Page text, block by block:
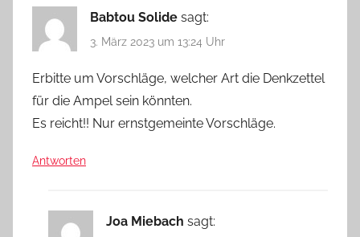
Babtou Solide sagt:
3. März 2023 um 13:24 Uhr
Erbitte um Vorschläge, welcher Art die Denkzettel
für die Ampel sein könnten.
Es reicht!! Nur ernstgemeinte Vorschläge.
Antworten
Joa Miebach sagt: